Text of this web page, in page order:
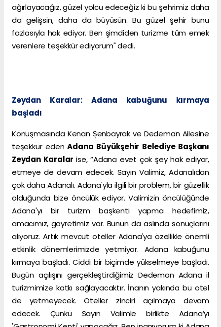
ağırlayacağız, güzel yolcu edeceğiz ki bu şehrimiz daha
da gelişsin, daha da büyüsün. Bu güzel şehir bunu
fazlasıyla hak ediyor. Ben şimdiden turizme tüm emek
verenlere teşekkür ediyorum" dedi.
Zeydan Karalar: Adana kabuğunu kırmaya
başladı
Konuşmasında Kenan Şenbayrak ve Dedeman Ailesine
teşekkür edenAdana Büyükşehir Belediye Başkanı
Zeydan Karalarise, “Adana evet çok şey hak ediyor,
etmeye de devam edecek. Sayın Valimiz, Adanalıdan
çok daha Adanalı. Adana'yla ilgili bir problem, bir güzellik
olduğunda bize öncülük ediyor. Valimizin öncülüğünde
Adana'yı bir turizm başkenti yapma hedefimiz,
amacımız, gayretimiz var. Bunun da aslında sonuçlarını
alıyoruz. Artık mevcut oteller Adana'ya özellikle önemli
etkinlik dönemlerimizde yetmiyor. Adana kabuğunu
kırmaya başladı. Ciddi bir biçimde yükselmeye başladı.
Bugün açılışını gerçekleştirdiğimiz Dedeman Adana il
turizmimize katkı sağlayacaktır. İnanın yakında bu otel
de yetmeyecek. Oteller zinciri açılmaya devam
edecek. Çünkü Sayın Valimle birlikte Adana’yı